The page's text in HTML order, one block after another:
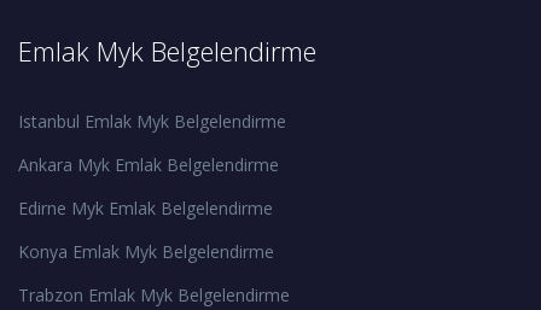
Emlak Myk Belgelendirme
Istanbul Emlak Myk Belgelendirme
Ankara Myk Emlak Belgelendirme
Edirne Myk Emlak Belgelendirme
Konya Emlak Myk Belgelendirme
Trabzon Emlak Myk Belgelendirme